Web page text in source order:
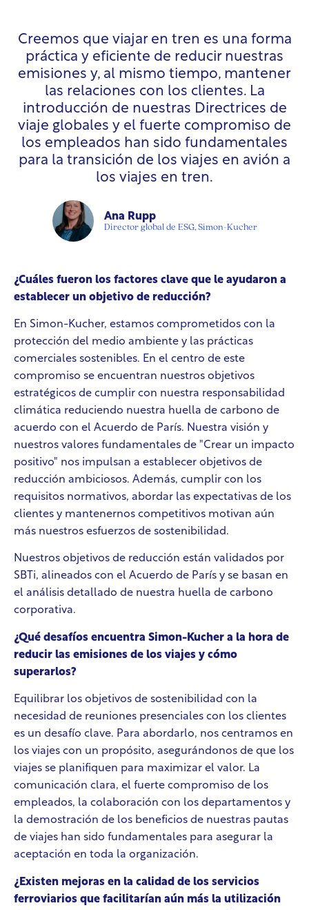
Creemos que viajar en tren es una forma
práctica y eficiente de reducir nuestras
emisiones y, al mismo tiempo, mantener
las relaciones con los clientes. La
introducción de nuestras Directrices de
viaje globales y el fuerte compromiso de
los empleados han sido fundamentales
para la transición de los viajes en avión a
los viajes en tren.
Ana Rupp
Director global de ESG, Simon-Kucher
¿Cuáles fueron los factores clave que le ayudaron a
establecer un objetivo de reducción?
En Simon-Kucher, estamos comprometidos con la
protección del medio ambiente y las prácticas
comerciales sostenibles. En el centro de este
compromiso se encuentran nuestros objetivos
estratégicos de cumplir con nuestra responsabilidad
climática reduciendo nuestra huella de carbono de
acuerdo con el Acuerdo de París. Nuestra visión y
nuestros valores fundamentales de "Crear un impacto
positivo" nos impulsan a establecer objetivos de
reducción ambiciosos. Además, cumplir con los
requisitos normativos, abordar las expectativas de los
clientes y mantenernos competitivos motivan aún
más nuestros esfuerzos de sostenibilidad.
Nuestros objetivos de reducción están validados por
SBTi, alineados con el Acuerdo de París y se basan en
el análisis detallado de nuestra huella de carbono
corporativa.
¿Qué desafíos encuentra Simon-Kucher a la hora de
reducir las emisiones de los viajes y cómo
superarlos?
Equilibrar los objetivos de sostenibilidad con la
necesidad de reuniones presenciales con los clientes
es un desafío clave. Para abordarlo, nos centramos en
los viajes con un propósito, asegurándonos de que los
viajes se planifiquen para maximizar el valor. La
comunicación clara, el fuerte compromiso de los
empleados, la colaboración con los departamentos y
la demostración de los beneficios de nuestras pautas
de viajes han sido fundamentales para asegurar la
aceptación en toda la organización.
¿Existen mejoras en la calidad de los servicios
ferroviarios que facilitarían aún más la utilización